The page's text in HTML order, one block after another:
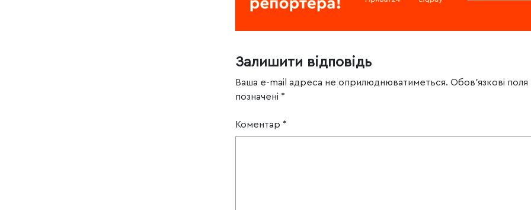
Залишити відповідь
Ваша e-mail адреса не оприлюднюватиметься. Обов’язкові поля
позначені *
Коментар *